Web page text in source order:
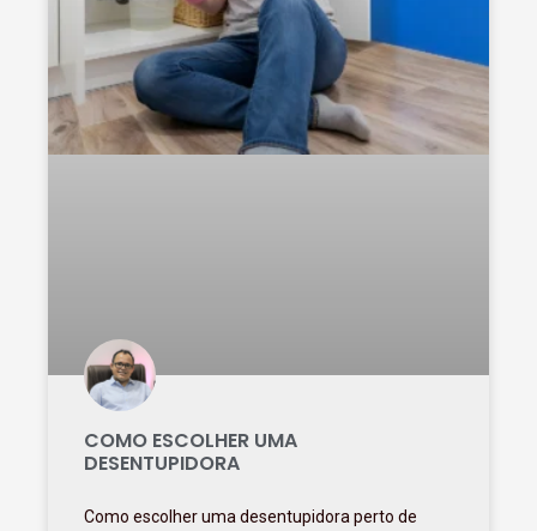
COMO ESCOLHER UMA
DESENTUPIDORA
Como escolher uma desentupidora perto de